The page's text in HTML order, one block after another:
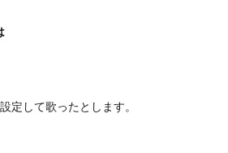
定して歌ったとします。